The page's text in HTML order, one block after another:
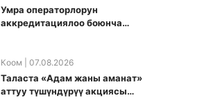
Умра операторлорун
аккредитациялоо боюнча
Коом | 07.08.2026
Таласта «Адам жаны аманат»
аттуу түшүндүрүү акциясы